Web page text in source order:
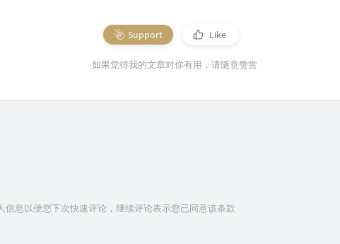
Support Like
如果觉得我的文章对你有用，请随意赞赏
信息以便您下次快速评论，继续评论表示您已同意该条款